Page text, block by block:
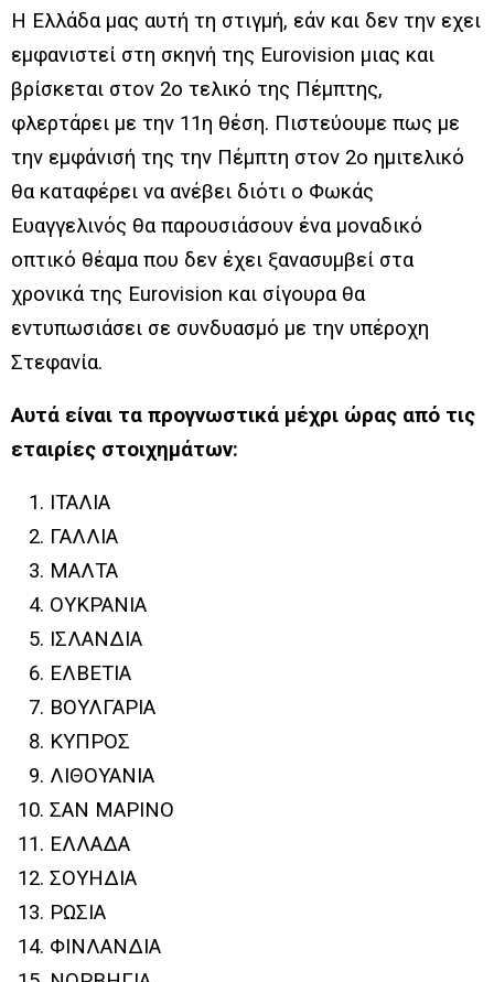
Η Ελλάδα μας αυτή τη στιγμή, εάν και δεν την εχει
εμφανιστεί στη σκηνή της Eurovision μιας και
βρίσκεται στον 2ο τελικό της Πέμπτης,
φλερτάρει με την 11η θέση. Πιστεύουμε πως με
την εμφάνισή της την Πέμπτη στον 2ο ημιτελικό
θα καταφέρει να ανέβει διότι ο Φωκάς
Ευαγγελινός θα παρουσιάσουν ένα μοναδικό
οπτικό θέαμα που δεν έχει ξανασυμβεί στα
χρονικά της Eurovision και σίγουρα θα
εντυπωσιάσει σε συνδυασμό με την υπέροχη
Στεφανία.
Αυτά είναι τα προγνωστικά μέχρι ώρας από τις
εταιρίες στοιχημάτων:
IΤΑΛΙΑ
ΓΑΛΛΙΑ
ΜΑΛΤΑ
ΟΥΚΡΑΝΙΑ
ΙΣΛΑΝΔΙΑ
ΕΛΒΕΤΙΑ
ΒΟΥΛΓΑΡΙΑ
ΚΥΠΡΟΣ
ΛΙΘΟΥΑΝΙΑ
ΣΑΝ ΜΑΡΙΝΟ
ΕΛΛΑΔΑ
ΣΟΥΗΔΙΑ
ΡΩΣΙΑ
ΦΙΝΛΑΝΔΙΑ